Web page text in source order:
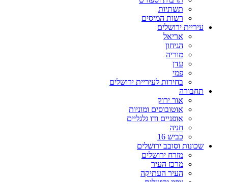
תשתיות
רשות המיסים
עיריית ירושלים
אריאל
הגיחון
מוריה
עדן
פמי
בחירות לעיריית ירושלים
תחבורה
אור ירוק
אוטובוסים ומוניות
אופניים ודו גלגליים
חניה
כביש 16
שכונות וסובב ירושלים
מזרח ירושלים
מרכז העיר
העיר העתיקה